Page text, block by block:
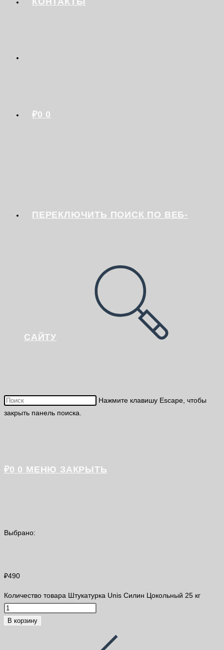
₽0 0
ПЕРЕКЛЮЧИТЬ ПОИСК ПО ВЕБ-
САЙТУ
Нажмите клавишу Escape, чтобы
закрыть панель поиска.
₽0 0 МЕНЮ ЗАКРЫТЬ
Выбрано:
₽490
Количество товара Штукатурка Unis Силин Цокольный 25 кг
В корзину